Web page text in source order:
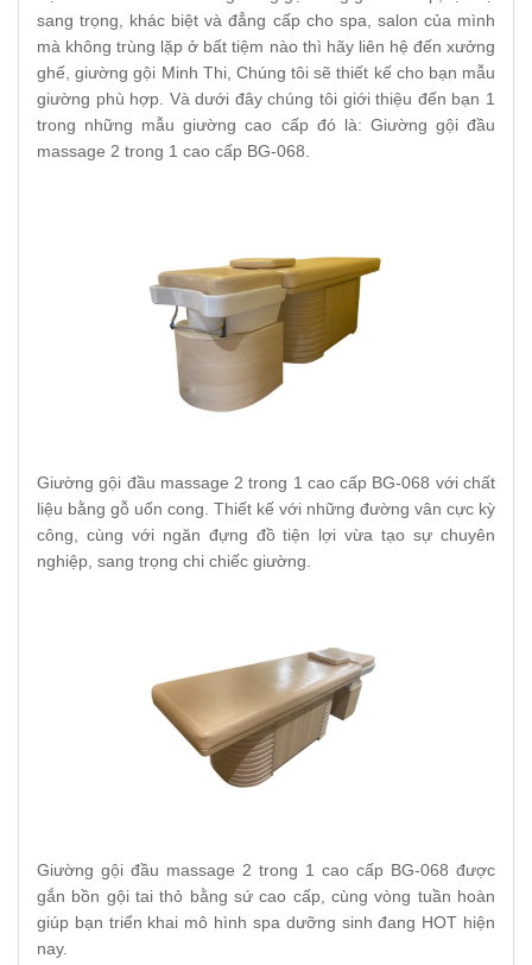
sang trọng, khác biệt và đẳng cấp cho spa, salon của mình
mà không trùng lặp ở bất tiệm nào thì hãy liên hệ đến xưởng
ghế, giường gội Minh Thi, Chúng tôi sẽ thiết kế cho bạn mẫu
giường phù hợp. Và dưới đây chúng tôi giới thiệu đến bạn 1
trong những mẫu giường cao cấp đó là: Giường gội đầu
massage 2 trong 1 cao cấp BG-068.
Giường gội đầu massage 2 trong 1 cao cấp BG-068 với chất
liệu bằng gỗ uốn cong. Thiết kế với những đường vân cực kỳ
công, cùng với ngăn đựng đồ tiện lợi vừa tạo sự chuyên
nghiệp, sang trọng chi chiếc giường.
Giường gội đầu massage 2 trong 1 cao cấp BG-068 được
gắn bồn gội tai thỏ bằng sứ cao cấp, cùng vòng tuần hoàn
giúp bạn triển khai mô hình spa dưỡng sinh đang HOT hiện
nay.